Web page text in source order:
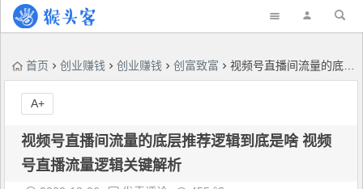
首页 创业赚钱 创业赚钱 创富致富 视频号直播间流量的底层推荐逻辑到底是啥 视频号直播流量逻辑关键解析
视频号直播间流量的底层推荐逻辑到底是啥 视频
号直播流量逻辑关键解析
A+